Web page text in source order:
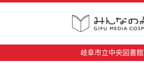
岐阜市立中央図書館